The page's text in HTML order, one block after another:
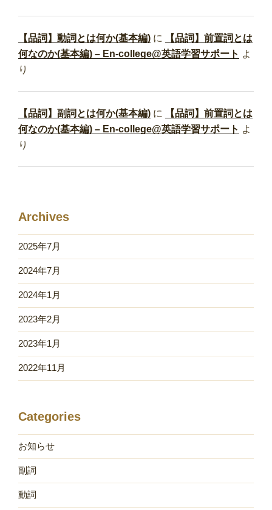
【品詞】動詞とは何か(基本編) に
【品詞】前置詞とは
何なのか(基本編) – En-college@英語学習サポート よ
り
【品詞】副詞とは何か(基本編) に
【品詞】前置詞とは
何なのか(基本編) – En-college@英語学習サポート よ
り
Archives
2025年7月
2024年7月
2024年1月
2023年2月
2023年1月
2022年11月
Categories
お知らせ
副詞
動詞